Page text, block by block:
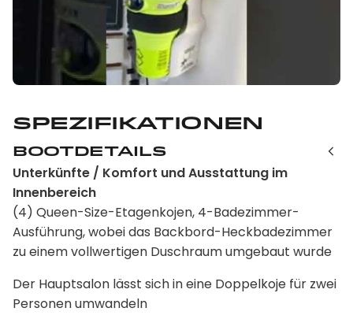
Spezifikationen
Bootdetails
Unterkünfte / Komfort und Ausstattung im
Innenbereich
(4) Queen-Size-Etagenkojen, 4-Badezimmer-
Ausführung, wobei das Backbord-Heckbadezimmer
zu einem vollwertigen Duschraum umgebaut wurde
Der Hauptsalon lässt sich in eine Doppelkoje für zwei
Personen umwandeln